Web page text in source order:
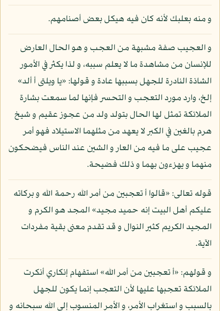
و منه بعلبك لأنه كان فيه هيكل بعض أصنامهم.
و العجيب صفة مشبهة من العجب و هو الحال العارض
للإنسان من مشاهدة ما لا يعلم سببه، و لذا يكثر في الأمور
الشاذة النادرة للجهل بسببها عادة و قولها: «يا ويلتى أ ألد»
إلخ، وارد مورد التعجب و التحسر فإنها لما سمعت بشارة
الملائكة تمثل لها الحال بتولد ولد من عجوز عقيم و شيخ
هرم بالغين في الكبر لا يعهد من مثلهما الاستيلاد فهو أمر
عجيب على ما فيه من العار و الشين عند الناس فيضحكون
منهما و يهزءون بهما و ذلك فضيحة.
قوله تعالى: «قالوا أ تعجبين من أمر الله رحمة الله و بركاته
عليكم أهل البيت إنه حميد مجيد» المجد هو الكرم و
المجيد الكريم كثير النوال و قد تقدم معنى بقية مفردات
الآية.
و قولهم: «أ تعجبين من أمر الله» استفهام إنكاري أنكرت
الملائكة تعجبها عليها لأن التعجب إنما يكون للجهل
بالسبب و استغراب الأمر، و الأمر المنسوب إلى الله سبحانه و